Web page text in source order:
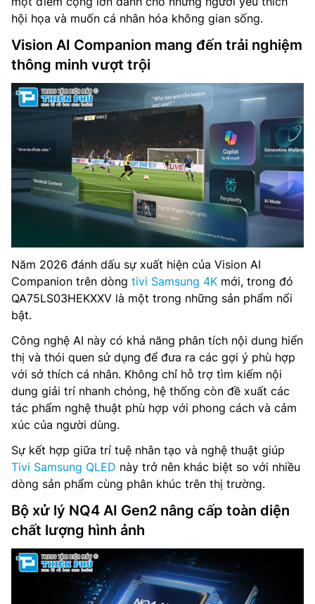
hội họa và muốn cá nhân hóa không gian sống.
Vision AI Companion mang đến trải nghiệm
thông minh vượt trội
Năm 2026 đánh dấu sự xuất hiện của Vision AI
Companion trên dòng tivi Samsung 4K mới, trong đó
QA75LS03HEKXXV là một trong những sản phẩm nổi
bật.
Công nghệ AI này có khả năng phân tích nội dung hiển
thị và thói quen sử dụng để đưa ra các gợi ý phù hợp
với sở thích cá nhân. Không chỉ hỗ trợ tìm kiếm nội
dung giải trí nhanh chóng, hệ thống còn đề xuất các
tác phẩm nghệ thuật phù hợp với phong cách và cảm
xúc của người dùng.
Sự kết hợp giữa trí tuệ nhân tạo và nghệ thuật giúp
Tivi Samsung QLED này trở nên khác biệt so với nhiều
dòng sản phẩm cùng phân khúc trên thị trường.
Bộ xử lý NQ4 AI Gen2 nâng cấp toàn diện
chất lượng hình ảnh